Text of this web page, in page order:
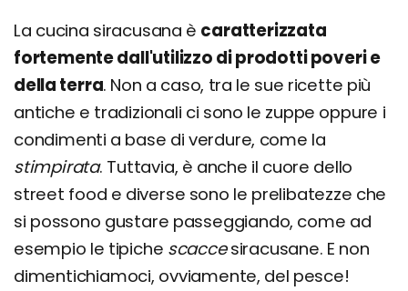
La cucina siracusana è caratterizzata
fortemente dall'utilizzo di prodotti poveri e
della terra. Non a caso, tra le sue ricette più
antiche e tradizionali ci sono le zuppe oppure i
condimenti a base di verdure, come la
stimpirata. Tuttavia, è anche il cuore dello
street food e diverse sono le prelibatezze che
si possono gustare passeggiando, come ad
esempio le tipiche scaccesiracusane. E non
dimentichiamoci, ovviamente, del pesce!